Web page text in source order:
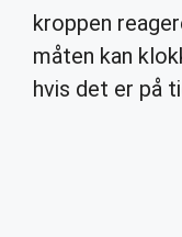
kroppen
måten kan
hvis det er på